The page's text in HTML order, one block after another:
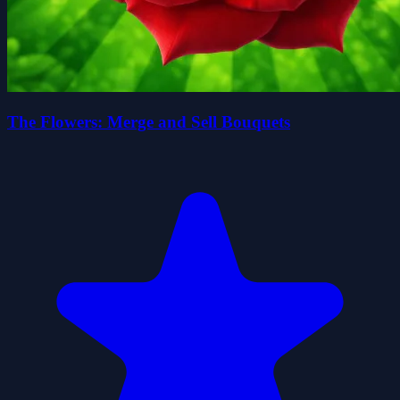
The Flowers: Merge and Sell Bouquets